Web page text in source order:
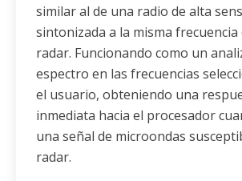
similar al de una radio de alta
sintonizada a la misma frecuencia
radar. Funcionando como un
espectro en las frecuencias
el usuario, obteniendo una
inmediata hacia el procesador
una señal de microondas
radar.